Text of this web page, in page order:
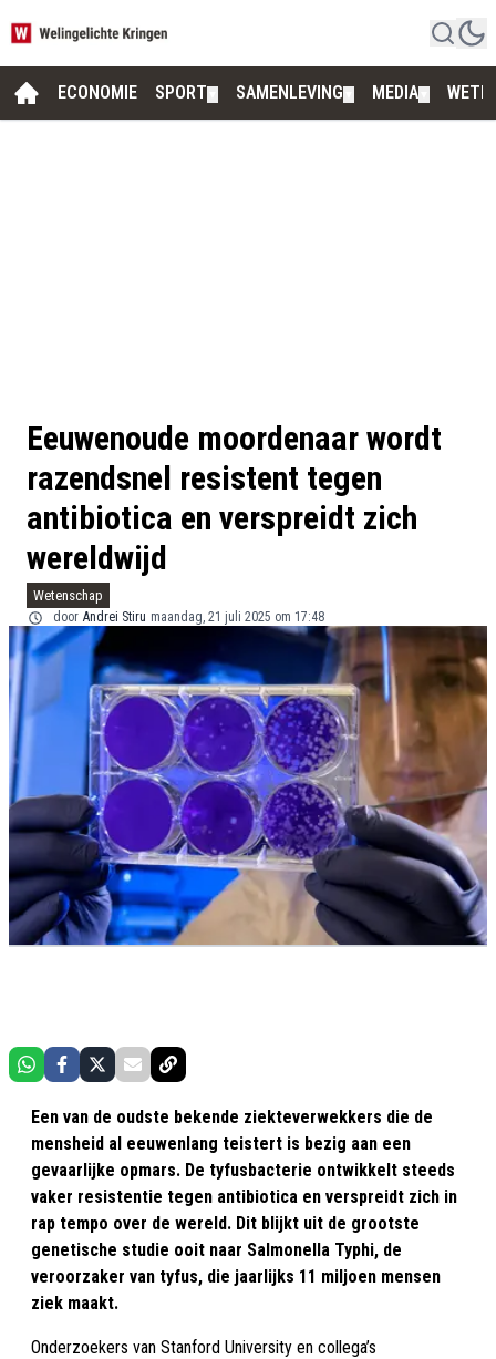
ECONOMIE SPORT SAMENLEVING MEDIA
Eeuwenoude moordenaar wordt
razendsnel resistent tegen
antibiotica en verspreidt zich
wereldwijd
Wetenschap
door Andrei Stiru maandag, 21 juli 2025 om 17:48
Een van de oudste bekende ziekteverwekkers die de
mensheid al eeuwenlang teistert is bezig aan een
gevaarlijke opmars. De tyfusbacterie ontwikkelt steeds
vaker resistentie tegen antibiotica en verspreidt zich in
rap tempo over de wereld. Dit blijkt uit de grootste
genetische studie ooit naar Salmonella Typhi, de
veroorzaker van tyfus, die jaarlijks 11 miljoen mensen
ziek maakt.
Onderzoekers van Stanford University en collega’s